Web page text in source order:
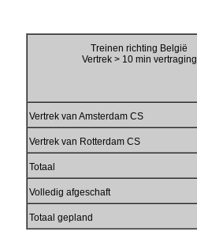
Treinen richting België
Vertrek > 10 min vertraging
Vertrek van Amsterdam CS
Vertrek van Rotterdam CS
Totaal
Volledig afgeschaft
Totaal gepland